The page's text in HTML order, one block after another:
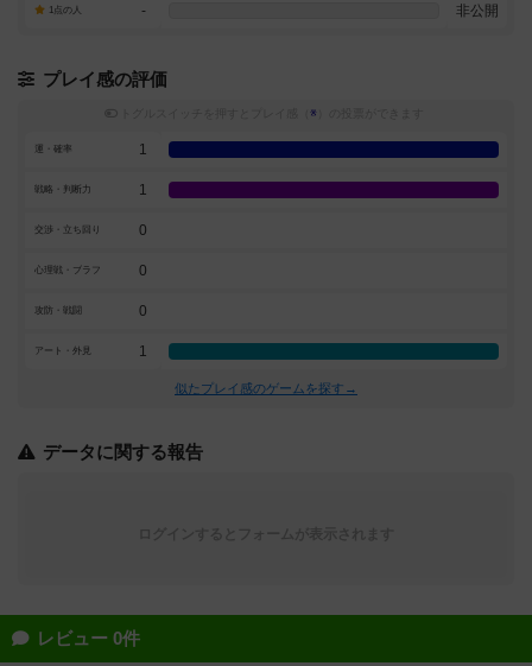
1点の人 - 非公開
プレイ感の評価
※
運・確率 1
戦略・判断力 1
交渉・立ち回り 0
心理戦・ブラフ 0
攻防・戦闘 0
アート・外見 1
似たプレイ感のゲームを探す→
データに関する報告
レビュー 0件